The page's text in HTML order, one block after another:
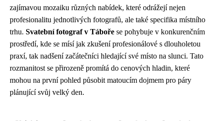
zajímavou mozaiku různých nabídek, které odrážejí nejen
profesionalitu jednotlivých fotografů, ale také specifika místního
trhu. Svatební fotograf v Táboře se pohybuje v konkurenčním
prostředí, kde se mísí jak zkušení profesionálové s dlouholetou
praxí, tak nadšení začátečníci hledající své místo na slunci. Tato
rozmanitost se přirozeně promítá do cenových hladin, které
mohou na první pohled působit matoucím dojmem pro páry
plánující svůj velký den.